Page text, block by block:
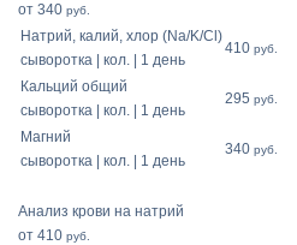
от 340 руб.
Натрий, калий, хлор (Na/K/Cl)
сыворотка | кол. | 1 день
410 руб.
Кальций общий
сыворотка | кол. | 1 день
295 руб.
Магний
сыворотка | кол. | 1 день
340 руб.
Анализ крови на натрий
от 410 руб.